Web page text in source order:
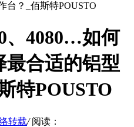
台？_佰斯特POUSTO
、4080…如何
最合适的铝型
特POUSTO
转载/ 阅读：